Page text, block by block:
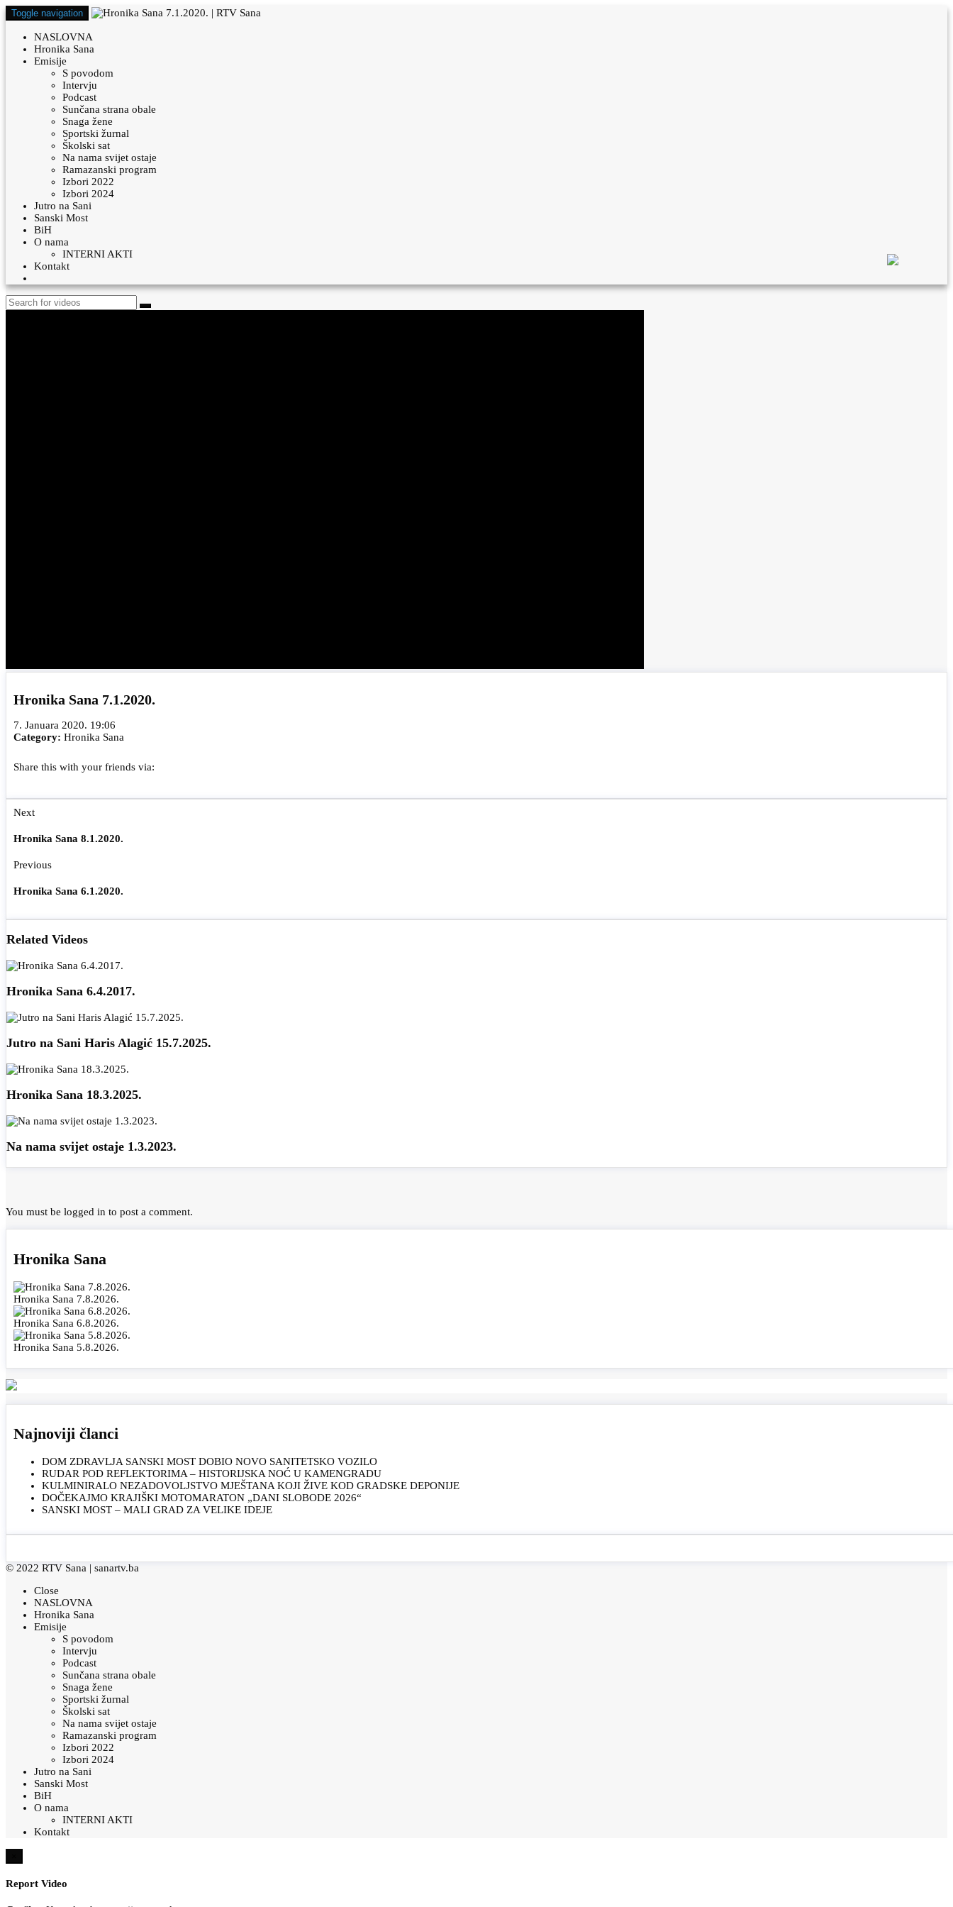
Toggle navigation
NASLOVNA
Hronika Sana
Emisije
S povodom
Intervju
Podcast
Sunčana strana obale
Snaga žene
Sportski žurnal
Školski sat
Na nama svijet ostaje
Ramazanski program
Izbori 2022
Izbori 2024
Jutro na Sani
Sanski Most
BiH
O nama
INTERNI AKTI
Kontakt
Hronika Sana 7.1.2020.
7. Januara 2020. 19:06
Category: Hronika Sana
Share this with your friends via:
Next
Hronika Sana 8.1.2020.
Previous
Hronika Sana 6.1.2020.
Related Videos
Hronika Sana 6.4.2017.
Jutro na Sani Haris Alagić 15.7.2025.
Hronika Sana 18.3.2025.
Na nama svijet ostaje 1.3.2023.
You must be logged in to post a comment.
Hronika Sana
Hronika Sana 7.8.2026.
Hronika Sana 6.8.2026.
Hronika Sana 5.8.2026.
Najnoviji članci
DOM ZDRAVLJA SANSKI MOST DOBIO NOVO SANITETSKO VOZILO
RUDAR POD REFLEKTORIMA – HISTORIJSKA NOĆ U KAMENGRADU
KULMINIRALO NEZADOVOLJSTVO MJEŠTANA KOJI ŽIVE KOD GRADSKE DEPONIJE
DOČEKAJMO KRAJIŠKI MOTOMARATON „DANI SLOBODE 2026“
SANSKI MOST – MALI GRAD ZA VELIKE IDEJE
© 2022 RTV Sana | sanartv.ba
Close
NASLOVNA
Hronika Sana
Emisije
S povodom
Intervju
Podcast
Sunčana strana obale
Snaga žene
Sportski žurnal
Školski sat
Na nama svijet ostaje
Ramazanski program
Izbori 2022
Izbori 2024
Jutro na Sani
Sanski Most
BiH
O nama
INTERNI AKTI
Kontakt
Report Video